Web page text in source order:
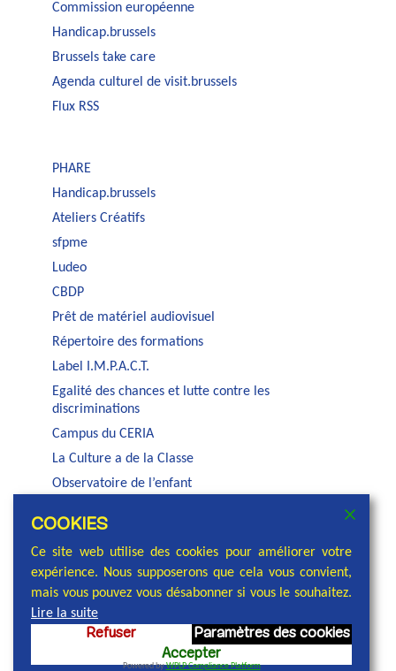
Commission européenne
Handicap.brussels
Brussels take care
Agenda culturel de visit.brussels
Flux RSS
PHARE
Handicap.brussels
Ateliers Créatifs
sfpme
Ludeo
CBDP
Prêt de matériel audiovisuel
Répertoire des formations
Label I.M.P.A.C.T.
Egalité des chances et lutte contre les
discriminations
Campus du CERIA
La Culture a de la Classe
Observatoire de l’enfant
Service PSE de la COCOF
© 2026 Commission communautaire française,
réalisation et conception : Cellule communication
COOKIES
Ce site web utilise des cookies pour améliorer votre
expérience. Nous supposerons que cela vous convient,
mais vous pouvez vous désabonner si vous le souhaitez.
Lire la suite
Refuser
Paramètres des cookies
Accepter
Powered byWPLP Compliance Platform